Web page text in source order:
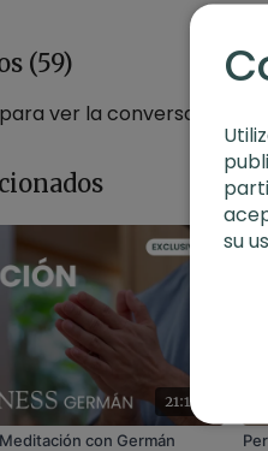
(59)
para ver la conversación
21:16
con Germán
su